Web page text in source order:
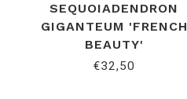
SEQUOIADENDRON
GIGANTEUM 'FRENCH
BEAUTY'
€32,50